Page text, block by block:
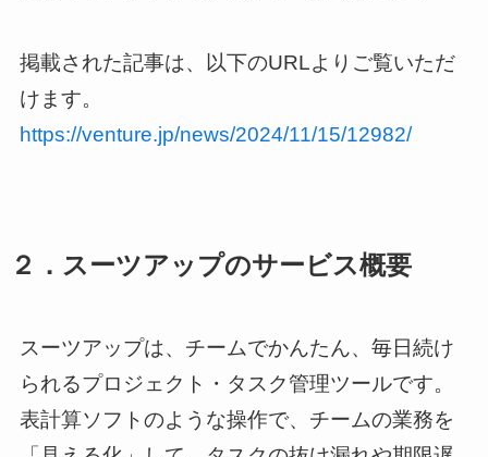
掲載された記事は、以下のURLよりご覧いただ
けます。
https://venture.jp/news/2024/11/15/12982/
２．スーツアップのサービス概要
スーツアップは、チームでかんたん、毎日続け
られるプロジェクト・タスク管理ツールです。
表計算ソフトのような操作で、チームの業務を